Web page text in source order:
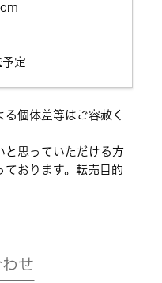
定
個体差等はご容赦く
思っていただける方
ております。転売目的
せ